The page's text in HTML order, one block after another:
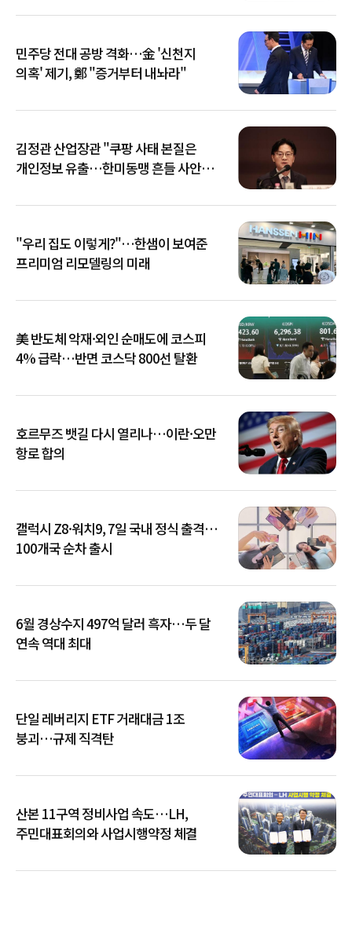
민주당 전대 공방 격화…金 '신천지
의혹' 제기, 鄭 "증거부터 내놔라"
김정관 산업장관 "쿠팡 사태 본질은
개인정보 유출…한미동맹 흔들 사안
"우리 집도 이렇게?"…한샘이 보여준
프리미엄 리모델링의 미래
美 반도체 악재·외인 순매도에 코스피
4% 급락…반면 코스닥 800선 탈환
호르무즈 뱃길 다시 열리나…이란·오만
항로 합의
갤럭시 Z8·워치9, 7일 국내 정식 출격…
100개국 순차 출시
6월 경상수지 497억 달러 흑자…두 달
연속 역대 최대
단일 레버리지 ETF 거래대금 1조
붕괴…규제 직격탄
산본 11구역 정비사업 속도…LH,
주민대표회의와 사업시행약정 체결